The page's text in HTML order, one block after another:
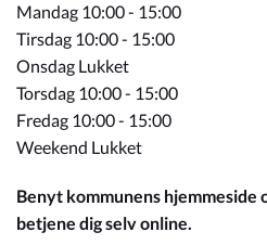
Mandag 10:00 - 15:00
Tirsdag 10:00 - 15:00
Onsdag Lukket
Torsdag 10:00 - 15:00
Fredag 10:00 - 15:00
Weekend Lukket
Benyt kommunens hjemmeside
betjene dig selv online.